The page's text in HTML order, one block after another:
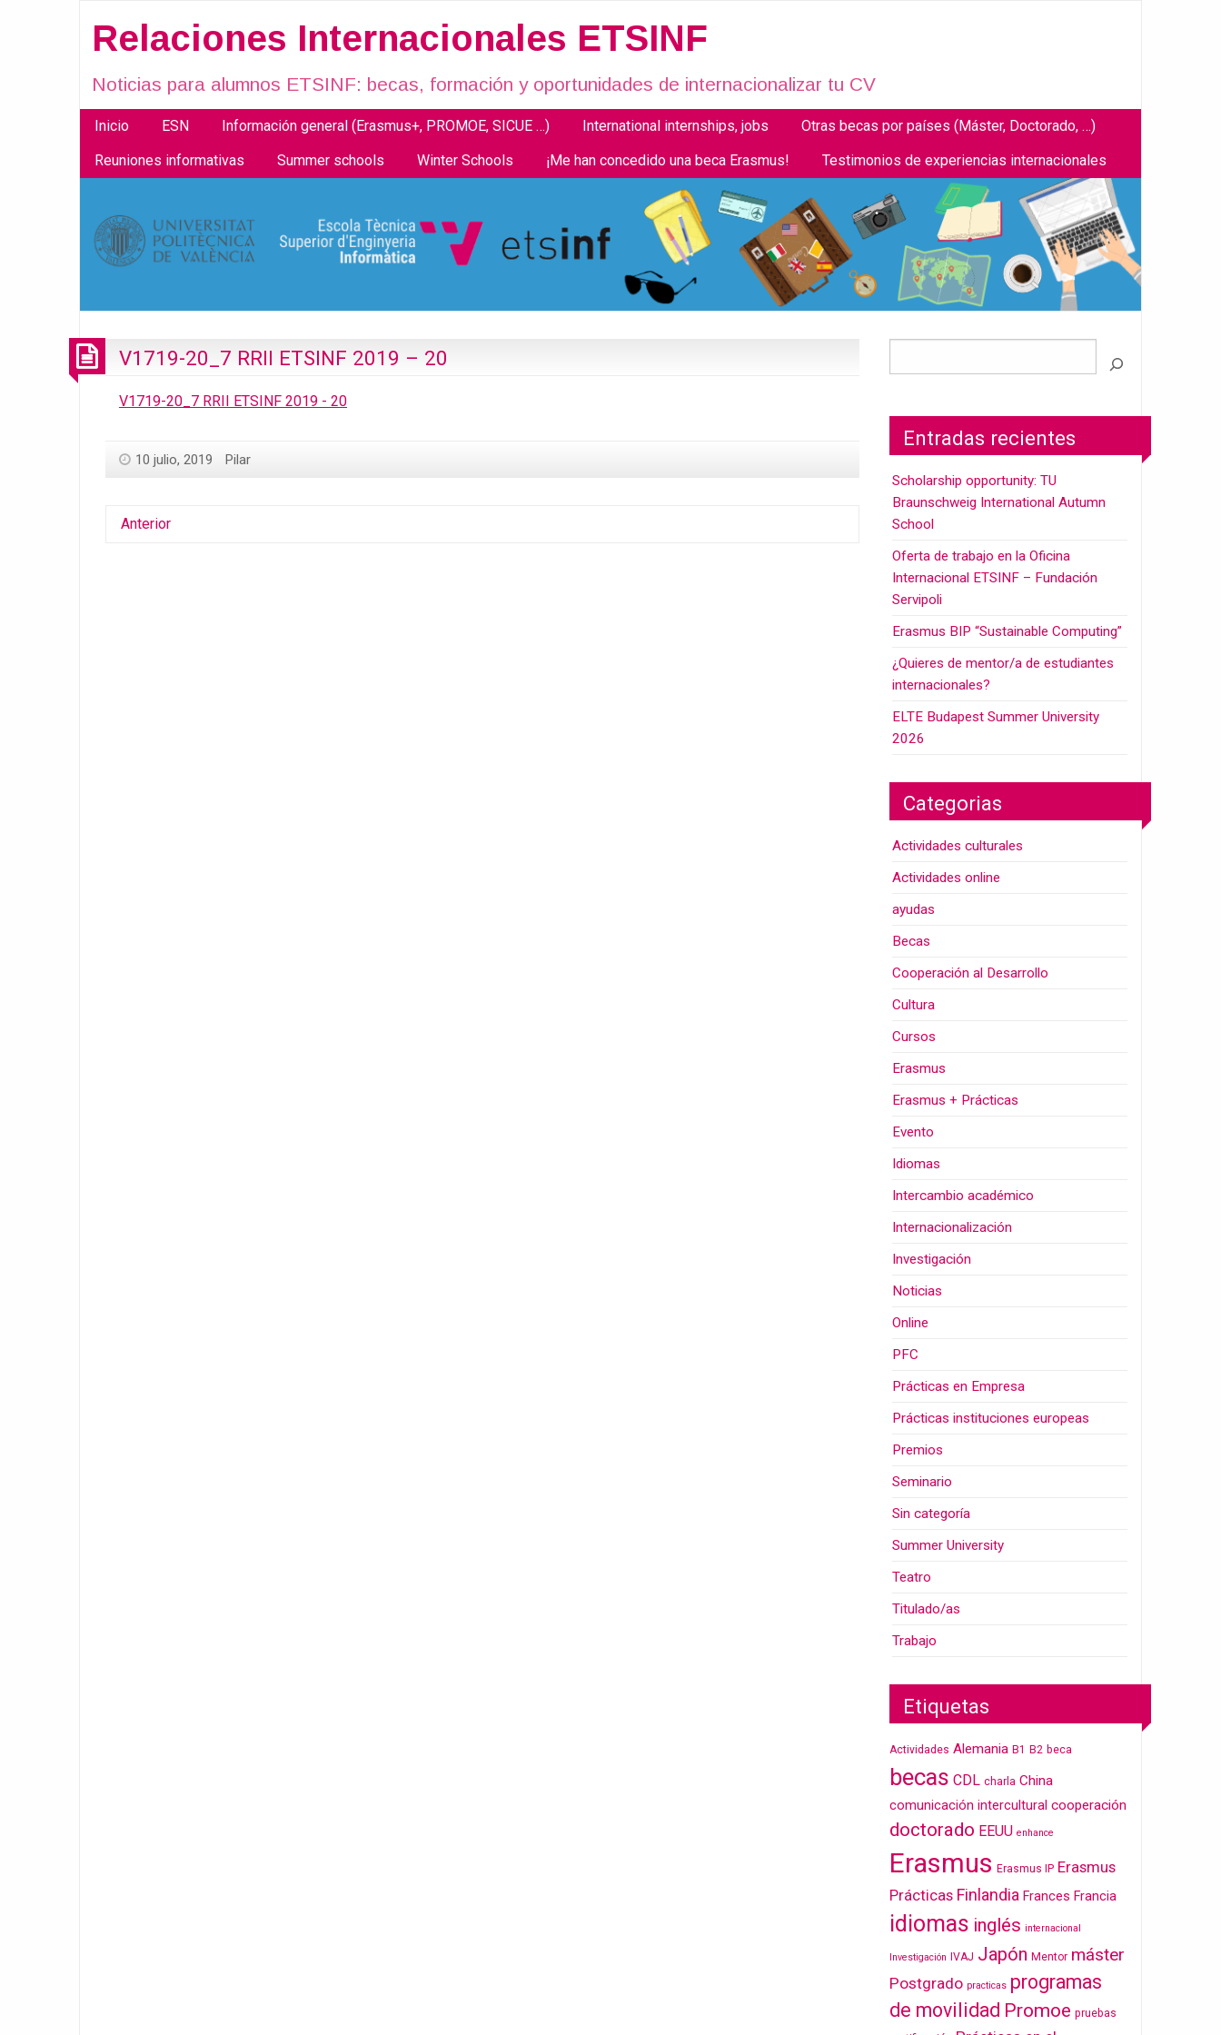
Relaciones Internacionales ETSINF
Noticias para alumnos ETSINF: becas, formación y oportunidades de internacionalizar tu CV
Inicio ESN Información general (Erasmus+, PROMOE, SICUE …) International internships, jobs Otras becas por países (Máster, Doctorado, …)
Reuniones informativas Summer schools Winter Schools ¡Me han concedido una beca Erasmus! Testimonios de experiencias internacionales
V1719-20_7 RRII ETSINF 2019 – 20
V1719-20_7 RRII ETSINF 2019 - 20
10 julio, 2019 Pilar
Anterior
Entradas recientes
Scholarship opportunity: TU
Braunschweig International Autumn
School
Oferta de trabajo en la Oficina
Internacional ETSINF – Fundación
Servipoli
Erasmus BIP “Sustainable Computing”
¿Quieres de mentor/a de estudiantes
internacionales?
ELTE Budapest Summer University
2026
Categorias
Actividades culturales
Actividades online
ayudas
Becas
Cooperación al Desarrollo
Cultura
Cursos
Erasmus
Erasmus + Prácticas
Evento
Idiomas
Intercambio académico
Internacionalización
Investigación
Noticias
Online
PFC
Prácticas en Empresa
Prácticas instituciones europeas
Premios
Seminario
Sin categoría
Summer University
Teatro
Titulado/as
Trabajo
Etiquetas
Actividades Alemania B1 B2 beca
becas CDL charla China
comunicación intercultural cooperación
doctorado EEUU enhance
Erasmus Erasmus IP Erasmus
Prácticas Finlandia Frances Francia
idiomas inglés internacional
Investigación IVAJ Japón Mentor máster
Postgrado practicas programas
de movilidad Promoe pruebas